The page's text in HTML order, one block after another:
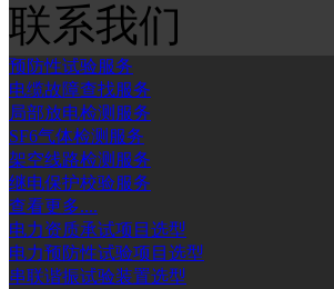
联系我们
预防性试验服务
电缆故障查找服务
局部放电检测服务
SF6气体检测服务
架空线路检测服务
继电保护校验服务
查看更多....
电力资质承试项目选型
电力预防性试验项目选型
串联谐振试验装置选型